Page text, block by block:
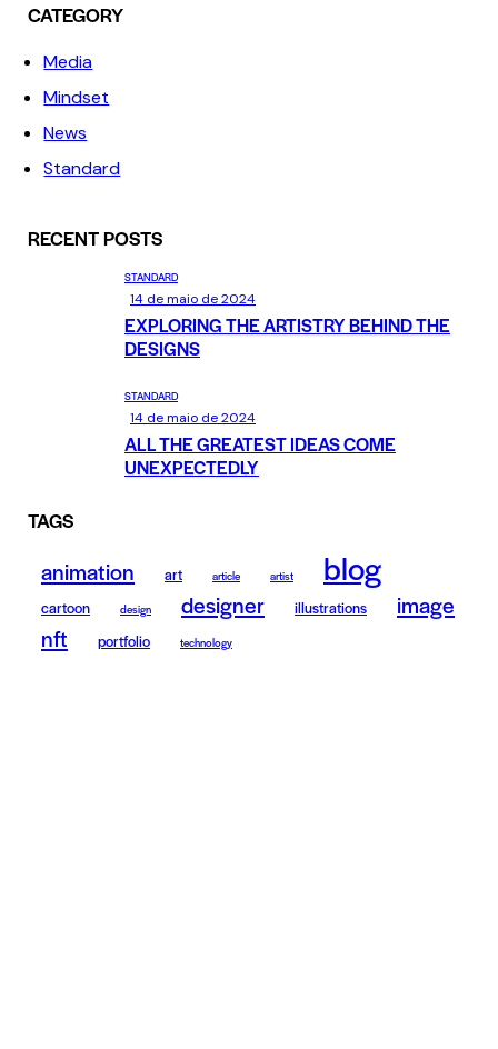
CATEGORY
Media
Mindset
News
Standard
RECENT POSTS
STANDARD
14 de maio de 2024
EXPLORING THE ARTISTRY BEHIND THE
DESIGNS
STANDARD
14 de maio de 2024
ALL THE GREATEST IDEAS COME
UNEXPECTEDLY
TAGS
animation art article artist blog
cartoon design designer illustrations
image
nft
portfolio technology